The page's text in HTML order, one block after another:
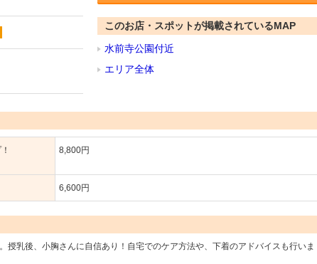
このお店・スポットが掲載されているMAP
水前寺公園付近
エリア全体
8,800円
6,600円
乳後、小胸さんに自信あり！自宅でのケア方法や、下着のアドバイスも行いま